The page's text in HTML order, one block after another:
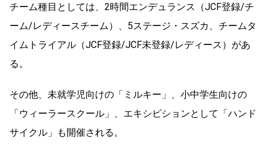
チーム種目としては、2時間エンデュランス（JCF登録/チ
ーム/レディースチーム）、5ステージ・スズカ、チームタ
イムトライアル（JCF登録/JCF未登録/レディース）があ
る。
その他、未就学児向けの「ミルキー」、小中学生向けの
「ウィーラースクール」、エキシビションとして「ハンド
サイクル」も開催される。